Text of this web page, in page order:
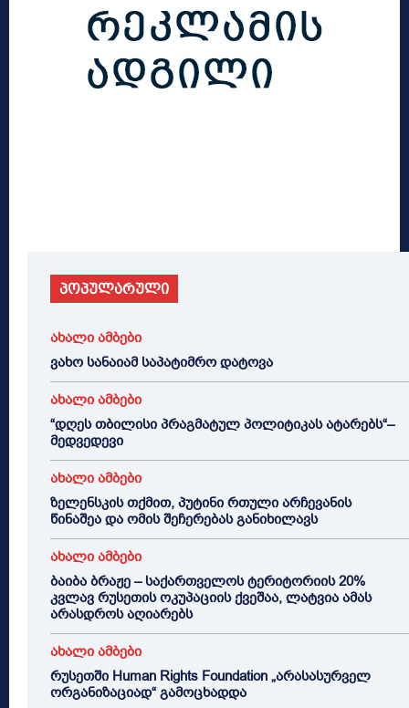
პოპულარული
ახალი ამბები
ვახო სანაიამ საპატიმრო დატოვა
ახალი ამბები
“დღეს თბილისი პრაგმატულ პოლიტიკას ატარებს“–
მედვედევი
ახალი ამბები
ზელენსკის თქმით, პუტინი რთული არჩევანის
წინაშეა და ომის შეჩერებას განიხილავს
ახალი ამბები
ბაიბა ბრაჟე – საქართველოს ტერიტორიის 20%
კვლავ რუსეთის ოკუპაციის ქვეშაა, ლატვია ამას
არასდროს აღიარებს
ახალი ამბები
რუსეთში Human Rights Foundation „არასასურველ
ორგანიზაციად“ გამოცხადდა